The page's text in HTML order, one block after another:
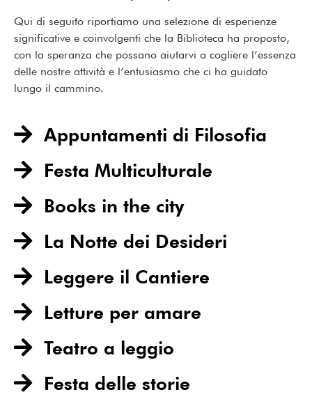
Qui di seguito riportiamo una selezione di esperienze
significative e coinvolgenti che la Biblioteca ha proposto,
con la speranza che possano aiutarvi a cogliere l’essenza
delle nostre attività e l’entusiasmo che ci ha guidato
lungo il cammino.
Appuntamenti di Filosofia​
Festa Multiculturale
Books in the city
La Notte dei Desideri
Leggere il Cantiere
Letture per amare
Teatro a leggio
Festa delle storie​